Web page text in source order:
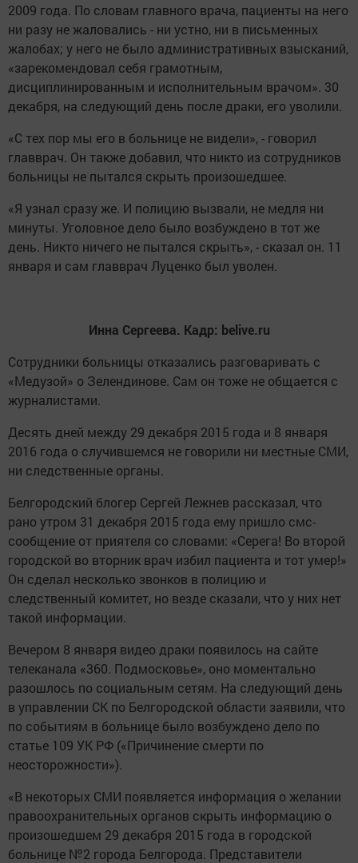
2009 года. По словам главного врача, пациенты на него
ни разу не жаловались - ни устно, ни в письменных
жалобах; у него не было административных взысканий,
«зарекомендовал себя грамотным,
дисциплинированным и исполнительным врачом». 30
декабря, на следующий день после драки, его уволили.
«С тех пор мы его в больнице не видели», - говорил
главврач. Он также добавил, что никто из сотрудников
больницы не пытался скрыть произошедшее.
«Я узнал сразу же. И полицию вызвали, не медля ни
минуты. Уголовное дело было возбуждено в тот же
день. Никто ничего не пытался скрыть», - сказал он. 11
января и сам главврач Луценко был уволен.
Инна Сергеева. Кадр: belive.ru
Сотрудники больницы отказались разговаривать с
«Медузой» о Зелендинове. Сам он тоже не общается с
журналистами.
Десять дней между 29 декабря 2015 года и 8 января
2016 года о случившемся не говорили ни местные СМИ,
ни следственные органы.
Белгородский блогер Сергей Лежнев рассказал, что
рано утром 31 декабря 2015 года ему пришло смс-
сообщение от приятеля со словами: «Серега! Во второй
городской во вторник врач избил пациента и тот умер!»
Он сделал несколько звонков в полицию и
следственный комитет, но везде сказали, что у них нет
такой информации.
Вечером 8 января видео драки появилось на сайте
телеканала «360. Подмосковье», оно моментально
разошлось по социальным сетям. На следующий день
в управлении СК по Белгородской области заявили, что
по событиям в больнице было возбуждено дело по
статье 109 УК РФ («Причинение смерти по
неосторожности»).
«В некоторых СМИ появляется информация о желании
правоохранительных органов скрыть информацию о
произошедшем 29 декабря 2015 года в городской
больнице №2 города Белгорода. Представители